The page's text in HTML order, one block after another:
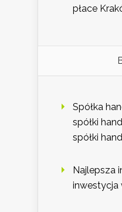
płace
Spółka
spółki
spółki
Najlepsza
inwestycja